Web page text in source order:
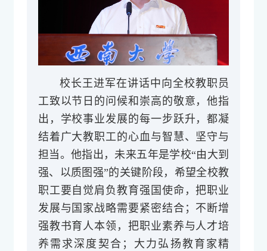
校长王进军在讲话中向全校教职员
工致以节日的问候和崇高的敬意，他指
出，学校事业发展的每一步跃升，都凝
结着广大教职工的心血与智慧、坚守与
担当。他指出，未来五年是学校“由大到
强、以质图强”的关键阶段，希望全校教
职工要自觉肩负教育强国使命，把职业
发展与国家战略需要紧密结合；不断增
强教书育人本领，把职业素养与人才培
养需求深度契合；大力弘扬教育家精